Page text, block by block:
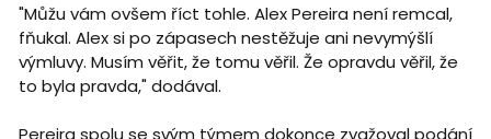
"Můžu vám ovšem říct tohle. Alex Pereira není remcal,
fňukal. Alex si po zápasech nestěžuje ani nevymýšlí
výmluvy. Musím věřit, že tomu věřil. Že opravdu věřil, že
to byla pravda," dodával.
Pereira spolu se svým týmem dokonce zvažoval podání